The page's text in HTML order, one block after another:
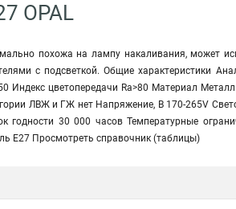
OPAL
похожа на лампу накаливания, может
с подсветкой. Общие характеристики
цветопередачи Ra>80 Материал
ЛВЖ и ГЖ нет Напряжение, В 170-265V
30 000 часов Температурные
Е27 Просмотреть справочник (таблицы)